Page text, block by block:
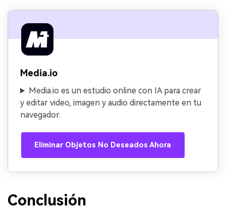
Media.io
Media.io es un estudio online con IA para crear
y editar video, imagen y audio directamente en tu
navegador.
Eliminar Objetos No Deseados Ahora
Conclusión